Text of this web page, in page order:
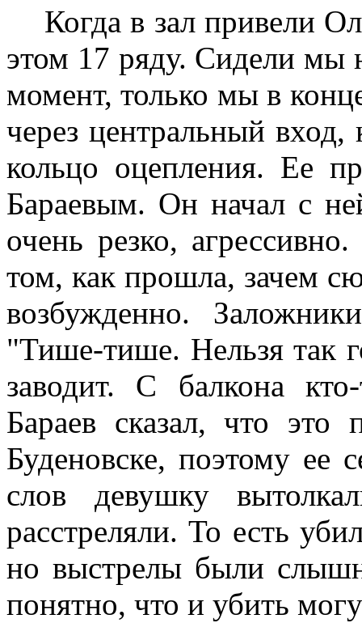
Когда в зал привели
этом 17 ряду. Сидели мы
момент, только мы в
через центральный
кольцо оцепления. Ее
Бараевым. Он начал с
очень резко,
том, как прошла, зачем
возбужденно.
"Тише-тише. Нельзя так
заводит. С балкона
Бараев сказал, что это
Буденовске, поэтому ее
слов девушку
расстреляли. То есть
но выстрелы были
понятно, что и убить